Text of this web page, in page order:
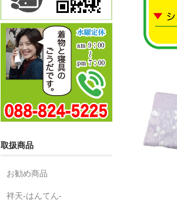
取扱商品
お勧め商品
袢天-はんてん-